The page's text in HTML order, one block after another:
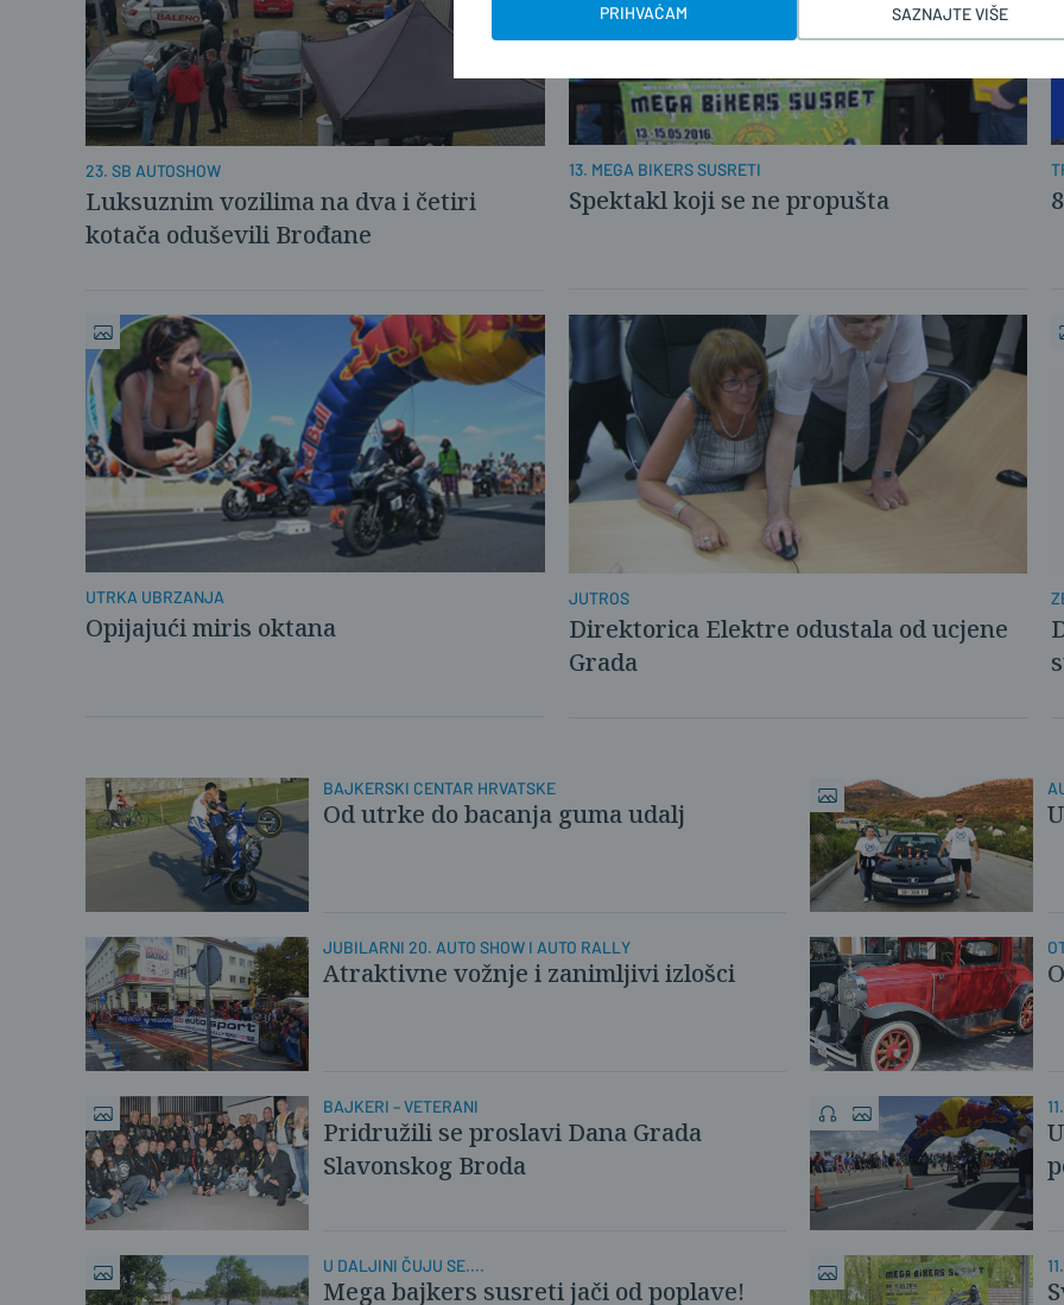
23. SB AUTOSHOW
Luksuznim vozilima na dva i četiri
kotača oduševili Brođane
13. MEGA BIKERS SUSRETI
Spektakl koji se ne propušta
UTRKA UBRZANJA
Opijajući miris oktana
JUTROS
Direktorica Elektre odustala od ucjene
Grada
BAJKERSKI CENTAR HRVATSKE
Od utrke do bacanja guma udalj
JUBILARNI 20. AUTO SHOW I AUTO RALLY
Atraktivne vožnje i zanimljivi izlošci
BAJKERI – VETERANI
Pridružili se proslavi Dana Grada
Slavonskog Broda
U DALJINI ČUJU SE....
Mega bajkers susreti jači od poplave!
PRIHVAĆAM SAZNAJTE VIŠE